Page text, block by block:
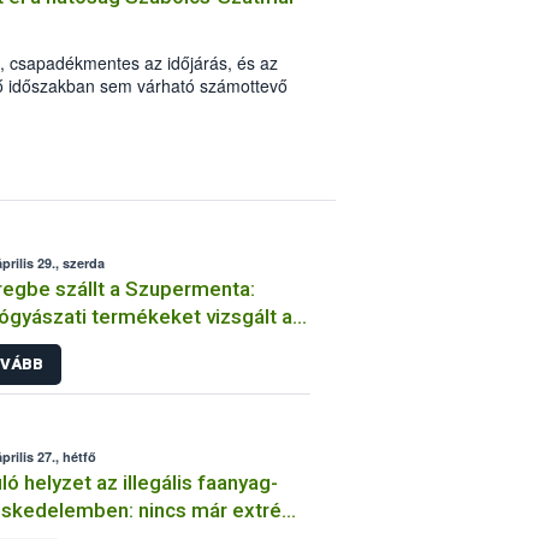
az időjárás, és az
sem várható számottevő
terjedését, valamint a növényzet
idő várható, ezért a Nemzeti
a Belügyminisztérium Országos
vármegyében tűzgyújtási tilalmat
29., szerda
szállt a Szupermenta:
termékeket vizsgált a
27., hétfő
helyzet az illegális faanyag-
nincs már extrém